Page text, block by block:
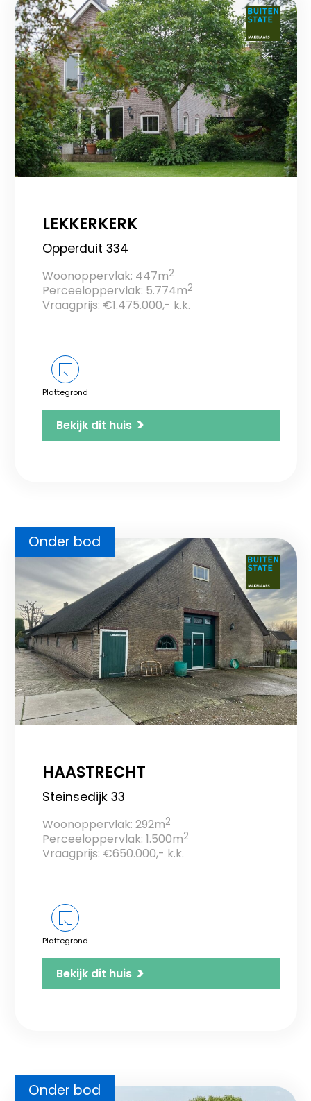
LEKKERKERK
Opperduit 334
Woonoppervlak: 447m2
Perceeloppervlak: 5.774m2
Vraagprijs: €1.475.000,- k.k.
Plattegrond
Bekijk dit huis >
Onder bod
HAASTRECHT
Steinsedijk 33
Woonoppervlak: 292m2
Perceeloppervlak: 1.500m2
Vraagprijs: €650.000,- k.k.
Plattegrond
Bekijk dit huis >
Onder bod